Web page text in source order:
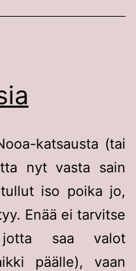
katsausta (tai
nyt vasta sain
iso poika jo,
Enää ei tarvitse
jotta saa valot
päälle), vaan